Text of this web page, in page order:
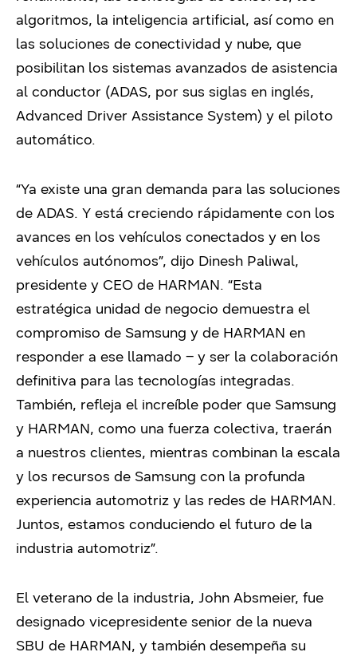
algoritmos, la inteligencia artificial, así como en
las soluciones de conectividad y nube, que
posibilitan los sistemas avanzados de asistencia
al conductor (ADAS, por sus siglas en inglés,
Advanced Driver Assistance System) y el piloto
automático.
“Ya existe una gran demanda para las soluciones
de ADAS. Y está creciendo rápidamente con los
avances en los vehículos conectados y en los
vehículos autónomos”, dijo Dinesh Paliwal,
presidente y CEO de HARMAN. “Esta
estratégica unidad de negocio demuestra el
compromiso de Samsung y de HARMAN en
responder a ese llamado – y ser la colaboración
definitiva para las tecnologías integradas.
También, refleja el increíble poder que Samsung
y HARMAN, como una fuerza colectiva, traerán
a nuestros clientes, mientras combinan la escala
y los recursos de Samsung con la profunda
experiencia automotriz y las redes de HARMAN.
Juntos, estamos conduciendo el futuro de la
industria automotriz”.
El veterano de la industria, John Absmeier, fue
designado vicepresidente senior de la nueva
SBU de HARMAN, y también desempeña su